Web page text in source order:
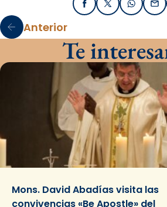
FacebookX / Twitter
Anterior
Te
Mons. David Abadías visita las
convivencias «Be Apostle» del